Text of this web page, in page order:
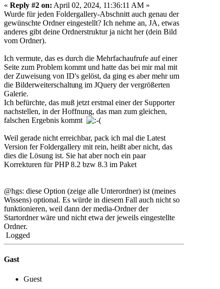
« Reply #2 on: April 02, 2024, 11:36:11 AM »
Wurde für jeden Foldergallery-Abschnitt auch genau der
gewünschte Ordner eingestellt? Ich nehme an, JA, etwas
anderes gibt deine Ordnerstruktur ja nicht her (dein Bild
vom Ordner).
Ich vermute, das es durch die Mehrfachaufrufe auf einer
Seite zum Problem kommt und hatte das bei mir mal mit
der Zuweisung von ID's gelöst, da ging es aber mehr um
die Bilderweiterschaltung im JQuery der vergrößerten
Galerie.
Ich befürchte, das muß jetzt erstmal einer der Supporter
nachstellen, in der Hoffnung, das man zum gleichen,
falschen Ergebnis kommt
Weil gerade nicht erreichbar, pack ich mal die Latest
Version fer Foldergallery mit rein, heißt aber nicht, das
dies die Lösung ist. Sie hat aber noch ein paar
Korrekturen für PHP 8.2 bzw 8.3 im Paket
@hgs: diese Option (zeige alle Unterordner) ist (meines
Wissens) optional. Es würde in diesem Fall auch nicht so
funktionieren, weil dann der media-Ordner der
Startordner wäre und nicht etwa der jeweils eingestellte
Ordner.
Logged
Gast
Guest